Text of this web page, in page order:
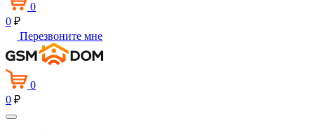
0
0 ₽
Перезвоните мне
0
0 ₽